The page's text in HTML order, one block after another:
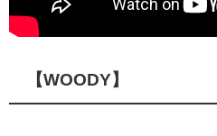
【WOODY】